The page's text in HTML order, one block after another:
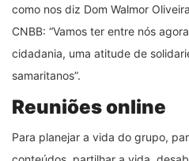
como nos diz Dom Walmor
CNBB: “Vamos ter entre nós
cidadania, uma atitude de
samaritanos”.
Reuniões online
Para planejar a vida do grupo,